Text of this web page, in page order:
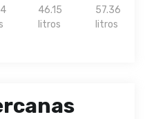
46.15
litros
57.36
litros